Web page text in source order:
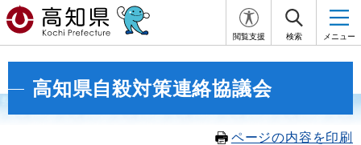
閲覧支援 検索 メニュー
高知県自殺対策連絡協議会
ページの内容を印刷